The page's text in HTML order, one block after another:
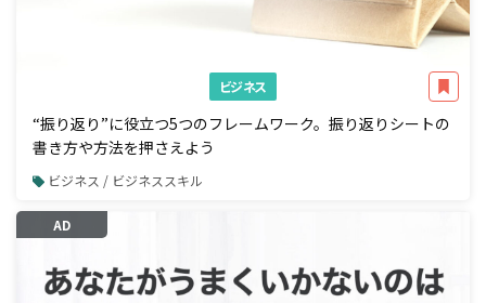
ビジネス
“振り返り”に役立つ5つのフレームワーク。振り返りシートの
書き方や方法を押さえよう
ビジネス / ビジネススキル
AD